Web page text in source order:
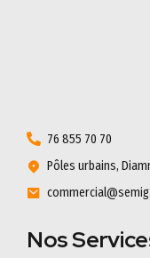
76 855 70 70
Pôles urbains,
Nos